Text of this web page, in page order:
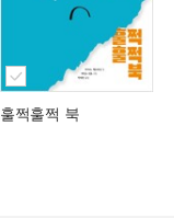
훌쩍훌쩍 북